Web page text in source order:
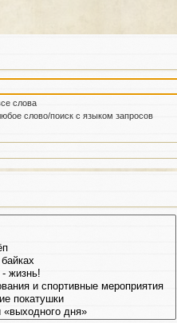
слова
слово/поиск с языком запросов